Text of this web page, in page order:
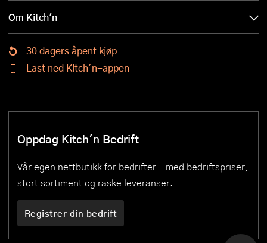
Om Kitch'n
30 dagers åpent kjøp
Last ned Kitch´n-appen
Oppdag Kitch'n Bedrift
Vår egen nettbutikk for bedrifter – med bedriftspriser,
stort sortiment og raske leveranser.
Registrer din bedrift